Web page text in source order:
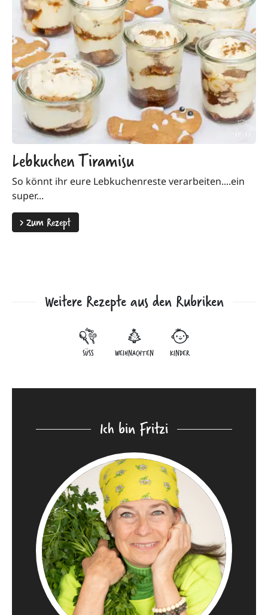
Lebkuchen Tiramisu
So könnt ihr eure Lebkuchenreste verarbeiten....ein
super...
>Zum Rezept
Weitere Rezepte aus den Rubriken
SÜSS WEIHNACHTEN KINDER
Ich bin Fritzi